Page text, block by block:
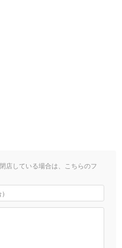
店している場合は、こちらのフ